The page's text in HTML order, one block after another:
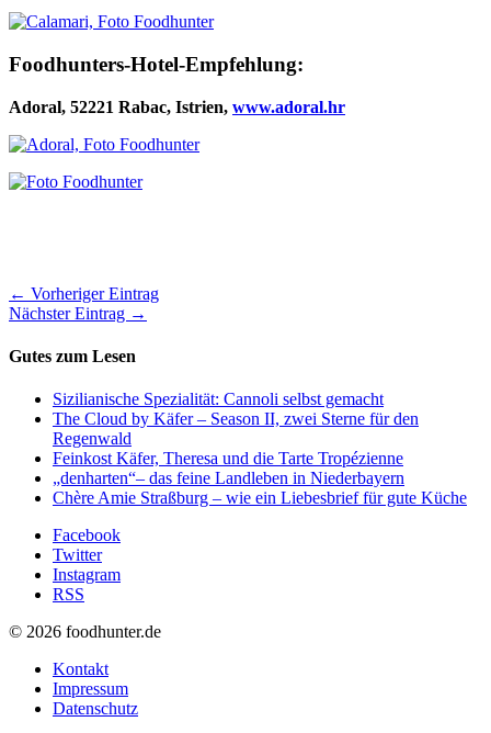
Foodhunters-Hotel-Empfehlung:
Adoral, 52221 Rabac, Istrien, www.adoral.hr
← Vorheriger Eintrag
Nächster Eintrag →
Gutes zum Lesen
Sizilianische Spezialität: Cannoli selbst gemacht
The Cloud by Käfer – Season II, zwei Sterne für den
Regenwald
Feinkost Käfer, Theresa und die Tarte Tropézienne
„denharten“– das feine Landleben in Niederbayern
Chère Amie Straßburg – wie ein Liebesbrief für gute Küche
Facebook
Twitter
Instagram
RSS
© 2026 foodhunter.de
Kontakt
Impressum
Datenschutz